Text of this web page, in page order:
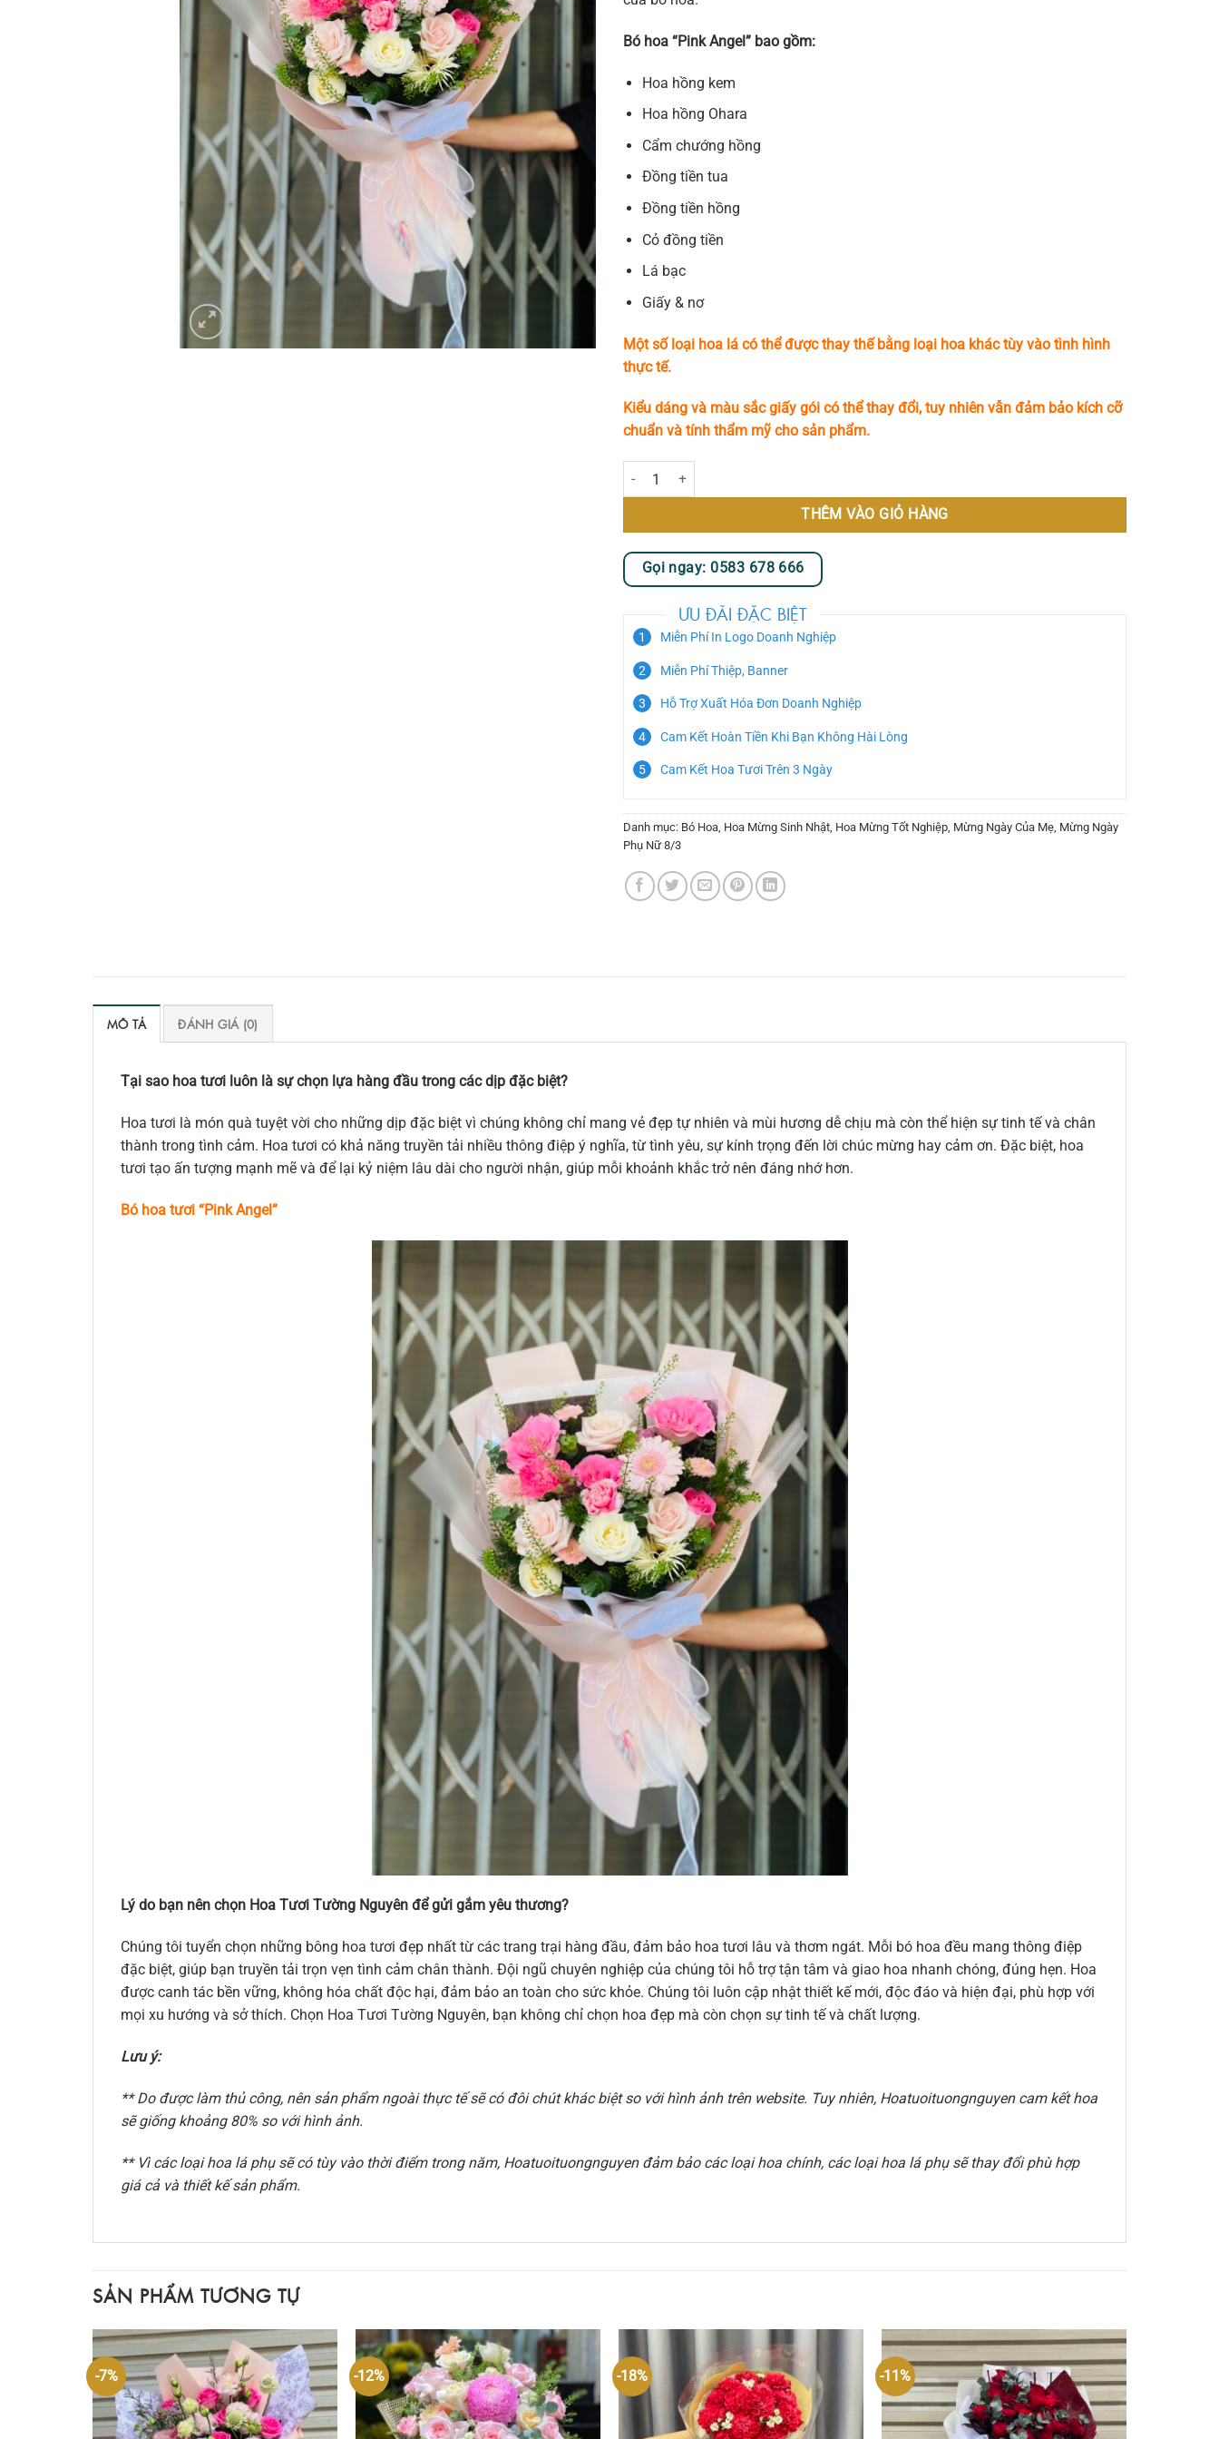
Bó hoa “Pink Angel” bao gồm:
Hoa hồng kem
Hoa hồng Ohara
Cẩm chướng hồng
Đồng tiền tua
Đồng tiền hồng
Cỏ đồng tiền
Lá bạc
Giấy & nơ
Một số loại hoa lá có thể được thay thế bằng loại hoa khác tùy vào tình hình
thực tế.
Kiểu dáng và màu sắc giấy gói có thể thay đổi, tuy nhiên vẫn đảm bảo kích cỡ
chuẩn và tính thẩm mỹ cho sản phẩm.
Pink Angel số lượng
THÊM VÀO GIỎ HÀNG
Gọi ngay: 0583 678 666
ƯU ĐÃI ĐẶC BIỆT
Miễn Phí In Logo Doanh Nghiệp
Miễn Phí Thiệp, Banner
Hỗ Trợ Xuất Hóa Đơn Doanh Nghiệp
Cam Kết Hoàn Tiền Khi Bạn Không Hài Lòng
Cam Kết Hoa Tươi Trên 3 Ngày
Danh mục: Bó Hoa, Hoa Mừng Sinh Nhật, Hoa Mừng Tốt Nghiệp, Mừng Ngày Của Mẹ, Mừng Ngày
Phụ Nữ 8/3
MÔ TẢ ĐÁNH GIÁ (0)
Tại sao hoa tươi luôn là sự chọn lựa hàng đầu trong các dịp đặc biệt?
Hoa tươi là món quà tuyệt vời cho những dịp đặc biệt vì chúng không chỉ mang vẻ đẹp tự nhiên và mùi hương dễ chịu mà còn thể hiện sự tinh tế và chân
thành trong tình cảm. Hoa tươi có khả năng truyền tải nhiều thông điệp ý nghĩa, từ tình yêu, sự kính trọng đến lời chúc mừng hay cảm ơn. Đặc biệt, hoa
tươi tạo ấn tượng mạnh mẽ và để lại kỷ niệm lâu dài cho người nhận, giúp mỗi khoảnh khắc trở nên đáng nhớ hơn.
Bó hoa tươi “Pink Angel”
Lý do bạn nên chọn Hoa Tươi Tường Nguyên để gửi gắm yêu thương?
Chúng tôi tuyển chọn những bông hoa tươi đẹp nhất từ các trang trại hàng đầu, đảm bảo hoa tươi lâu và thơm ngát. Mỗi bó hoa đều mang thông điệp
đặc biệt, giúp bạn truyền tải trọn vẹn tình cảm chân thành. Đội ngũ chuyên nghiệp của chúng tôi hỗ trợ tận tâm và giao hoa nhanh chóng, đúng hẹn. Hoa
được canh tác bền vững, không hóa chất độc hại, đảm bảo an toàn cho sức khỏe. Chúng tôi luôn cập nhật thiết kế mới, độc đáo và hiện đại, phù hợp với
mọi xu hướng và sở thích. Chọn Hoa Tươi Tường Nguyên, bạn không chỉ chọn hoa đẹp mà còn chọn sự tinh tế và chất lượng.
Lưu ý:
** Do được làm thủ công, nên sản phẩm ngoài thực tế sẽ có đôi chút khác biệt so với hình ảnh trên website. Tuy nhiên, Hoatuoituongnguyen cam kết hoa
sẽ giống khoảng 80% so với hình ảnh.
** Vì các loại hoa lá phụ sẽ có tùy vào thời điểm trong năm, Hoatuoituongnguyen đảm bảo các loại hoa chính, các loại hoa lá phụ sẽ thay đổi phù hợp
giá cả và thiết kế sản phẩm.
SẢN PHẨM TƯƠNG TỰ
-7% -12% -18% -11%